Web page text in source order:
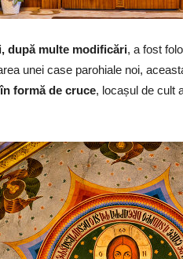
după multe modificări, a fost
unei case parohiale noi,
formă de cruce, locașul de cult